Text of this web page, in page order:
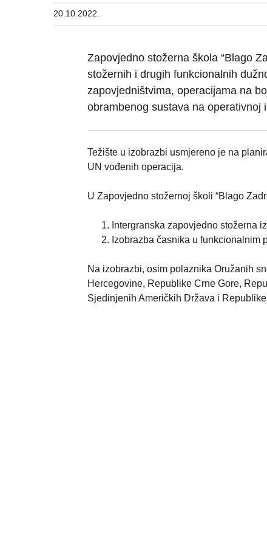
20.10.2022.
Zapovjedno stožerna škola “Blago
stožernih i drugih funkcionalnih
zapovjedništvima, operacijama na
obrambenog sustava na operativnoj
Težište u izobrazbi usmjereno je na
UN vođenih operacija.
U Zapovjedno stožernoj školi “Blago
Intergranska zapovjedno stožerna
Izobrazba časnika u funkcionalnim
Na izobrazbi, osim polaznika Oružanih
Hercegovine, Republike Crne Gore,
Sjedinjenih Američkih Država i